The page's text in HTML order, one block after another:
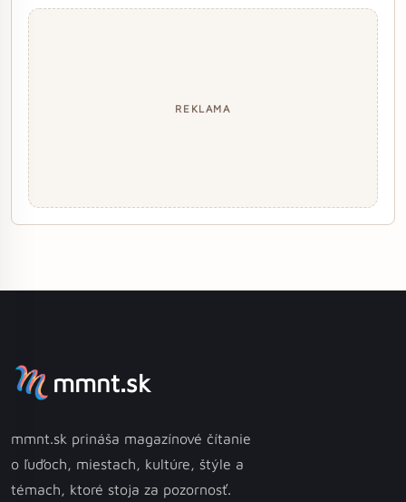
REKLAMA
mmnt.sk
mmnt.sk prináša magazínové čítanie
o ľuďoch, miestach, kultúre, štýle a
témach, ktoré stoja za pozornosť.